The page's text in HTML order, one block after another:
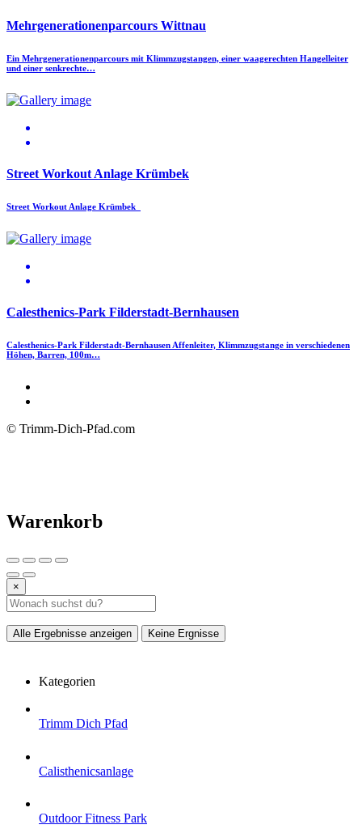
Mehrgenerationenparcours Wittnau
Ein Mehrgenerationenparcours mit Klimmzugstangen, einer waagerechten Hangelleiter
und einer senkrechte…
Street Workout Anlage Krümbek
Street Workout Anlage Krümbek
Calesthenics-Park Filderstadt-Bernhausen
Calesthenics-Park Filderstadt-Bernhausen Affenleiter, Klimmzugstange in verschiedenen
Höhen, Barren, 100m…
© Trimm-Dich-Pfad.com
Warenkorb
×
Alle Ergebnisse anzeigen Keine Ergnisse
Kategorien
Trimm Dich Pfad
Calisthenicsanlage
Outdoor Fitness Park